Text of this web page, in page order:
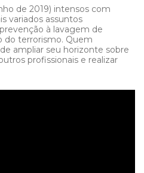
de 2019) intensos com
variados assuntos
à lavagem de
do terrorismo. Quem
ampliar seu horizonte sobre
profissionais e realizar